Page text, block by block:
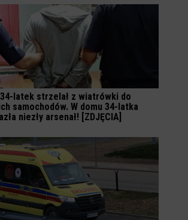
latek strzelał z wiatrówki do
samochodów. W domu 34-latka
niezły arsenał! [ZDJĘCIA]